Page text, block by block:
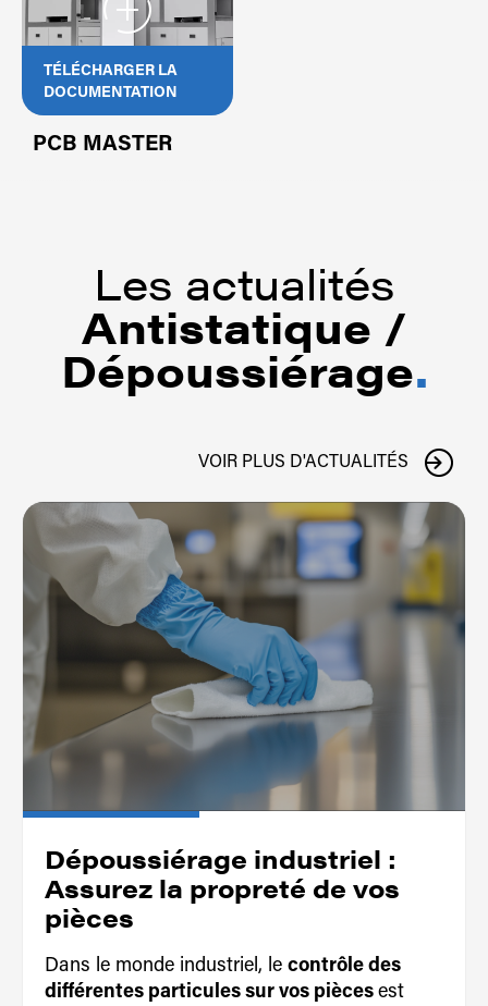
TÉLÉCHARGER LA
DOCUMENTATION
PCB MASTER
Les actualités
Antistatique /
Dépoussiérage.
VOIR PLUS D'ACTUALITÉS
Dépoussiérage industriel :
Assurez la propreté de vos
pièces
Dans le monde industriel, le contrôle des
différentes particules sur vos pièces est